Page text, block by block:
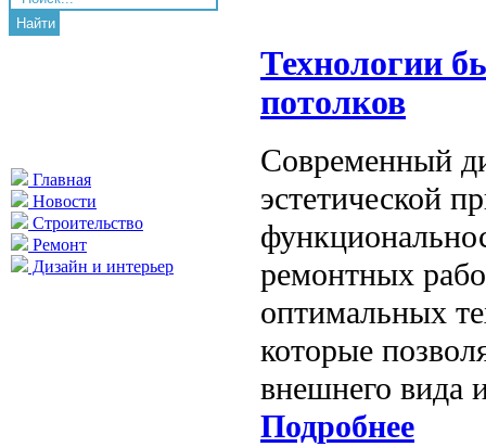
Найти
Главная
Новости
Строительство
Ремонт
Дизайн и интерьер
Технологии
потолков
Современный
эстетической
ремонтных
оптимальных
которые
внешнего вида
Подробнее